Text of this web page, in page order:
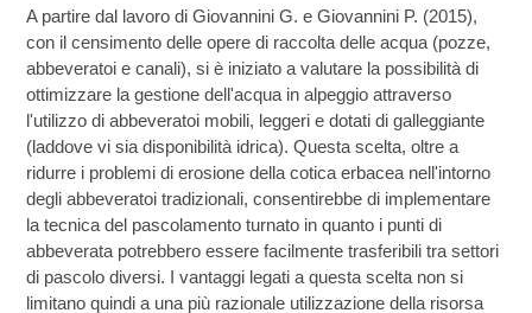
A partire dal lavoro di Giovannini G. e Giovannini P. (2015),
con il censimento delle opere di raccolta delle acqua (pozze,
abbeveratoi e canali), si è iniziato a valutare la possibilità di
ottimizzare la gestione dell'acqua in alpeggio attraverso
l'utilizzo di abbeveratoi mobili, leggeri e dotati di galleggiante
(laddove vi sia disponibilità idrica). Questa scelta, oltre a
ridurre i problemi di erosione della cotica erbacea nell'intorno
degli abbeveratoi tradizionali, consentirebbe di implementare
la tecnica del pascolamento turnato in quanto i punti di
abbeverata potrebbero essere facilmente trasferibili tra settori
di pascolo diversi. I vantaggi legati a questa scelta non si
limitano quindi a una più razionale utilizzazione della risorsa